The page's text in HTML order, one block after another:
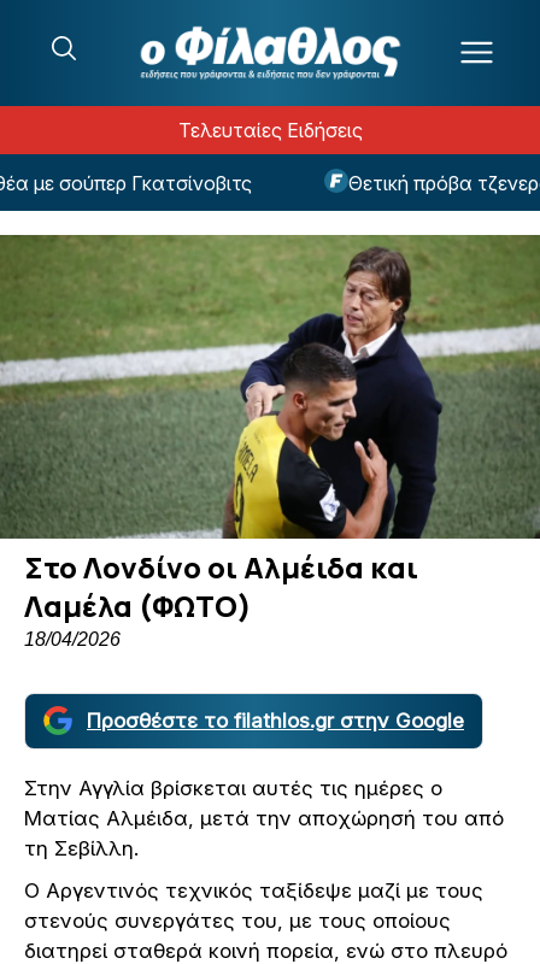
Τελευταίες Ειδήσεις
σούπερ Γκατσίνοβιτς Θετική πρόβα
Στο Λονδίνο οι Αλμέιδα και
Λαμέλα (ΦΩΤΟ)
18/04/2026
Προσθέστε το filathlos.gr στην Google
Στην Αγγλία βρίσκεται αυτές τις ημέρες ο
Ματίας Αλμέιδα, μετά την αποχώρησή του από
τη Σεβίλλη.
Ο Αργεντινός τεχνικός ταξίδεψε μαζί με τους
στενούς συνεργάτες του, με τους οποίους
διατηρεί σταθερά κοινή πορεία, ενώ στο πλευρό